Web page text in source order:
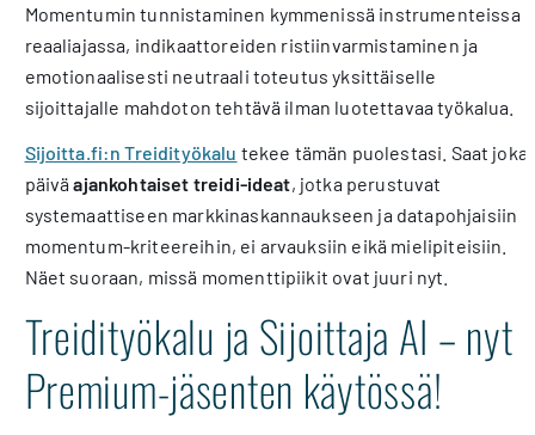
Momentumin tunnistaminen kymmenissä instrumenteissa
reaaliajassa, indikaattoreiden ristiinvarmistaminen ja
emotionaalisesti neutraali toteutus yksittäiselle
sijoittajalle mahdoton tehtävä ilman luotettavaa työkalua.
Sijoitta.fi:n Treidityökalu tekee tämän puolestasi. Saat joka
päiväajankohtaiset treidi-ideat, jotka perustuvat
systemaattiseen markkinaskannaukseen ja datapohjaisiin
momentum-kriteereihin, ei arvauksiin eikä mielipiteisiin.
Näet suoraan, missä momenttipiikit ovat juuri nyt.
Treidityökalu ja Sijoittaja AI – nyt
Premium-jäsenten käytössä!